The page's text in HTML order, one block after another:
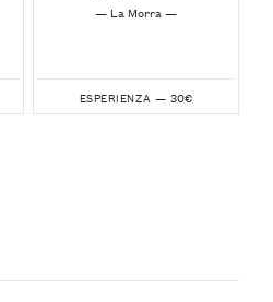
— La Morra —
ESPERIENZA — 30€